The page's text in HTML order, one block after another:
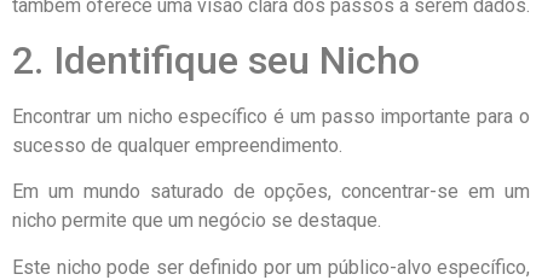
também oferece uma visão clara dos passos a serem dados.
2. Identifique seu Nicho
Encontrar um nicho específico é um passo importante para o
sucesso de qualquer empreendimento.
Em um mundo saturado de opções, concentrar-se em um
nicho permite que um negócio se destaque.
Este nicho pode ser definido por um público-alvo específico,